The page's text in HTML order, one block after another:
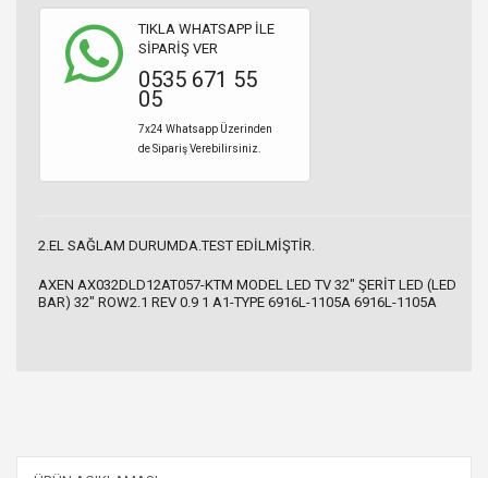
TIKLA WHATSAPP İLE
SİPARİŞ VER
0535 671 55
05
7x24 Whatsapp Üzerinden
de Sipariş Verebilirsiniz.
2.EL SAĞLAM DURUMDA.TEST EDİLMİŞTİR.
AXEN AX032DLD12AT057-KTM MODEL LED TV 32" ŞERİT LED (LED
BAR) 32" ROW2.1 REV 0.9 1 A1-TYPE 6916L-1105A 6916L-1105A